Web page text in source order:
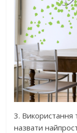
3. Використання
назвати